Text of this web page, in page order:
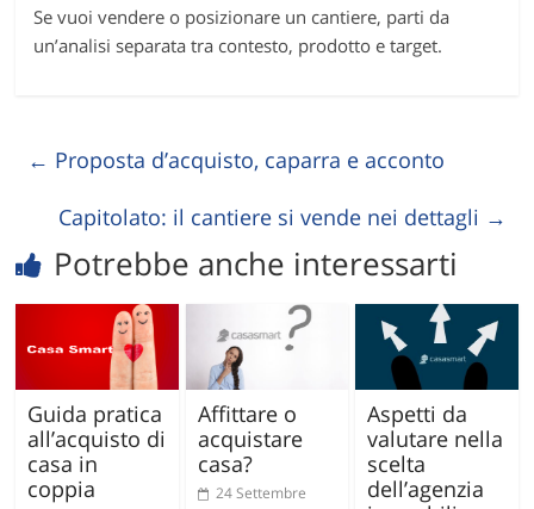
Se vuoi vendere o posizionare un cantiere, parti da
un’analisi separata tra contesto, prodotto e target.
← Proposta d’acquisto, caparra e acconto
Capitolato: il cantiere si vende nei dettagli →
Potrebbe anche interessarti
Guida pratica
all’acquisto di
casa in
coppia
Affittare o
acquistare
casa?
24 Settembre
Aspetti da
valutare nella
scelta
dell’agenzia